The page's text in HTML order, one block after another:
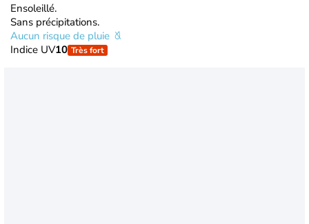
Ensoleillé.
Sans précipitations.
Aucun risque de pluie
Indice UV10 Très fort